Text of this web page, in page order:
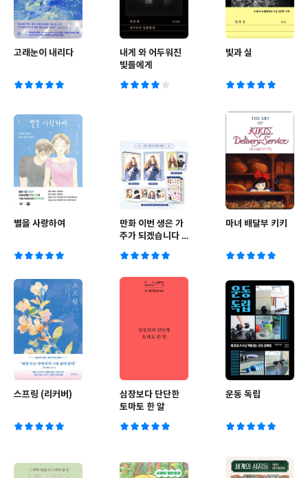
고래눈이 내리다
내게 와 어두워진
빛들에게
빛과 실
별을 사랑하여
만화 이번 생은 가
주가 되겠습니다 2
마녀 배달부 키키
스프링 (리커버)
심장보다 단단한
토마토 한 알
운동 독립